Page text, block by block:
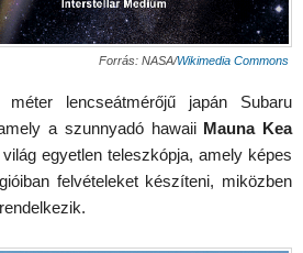
Forrás: NASA/Wikimedia Commons
lencseátmérőjű japán Subaru
a szunnyadó hawaiiMauna Kea
egyetlen teleszkópja, amely képes
felvételeket készíteni, miközben